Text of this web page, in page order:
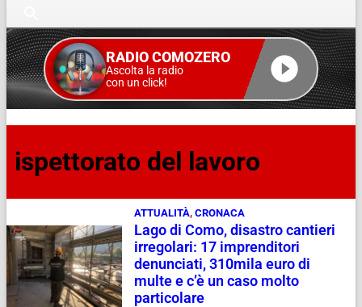
RADIO COMOZERO
Ascolta la radio
con un click!
ispettorato del lavoro
ATTUALITÀ, CRONACA
Lago di Como, disastro cantieri
irregolari: 17 imprenditori
denunciati, 310mila euro di
multe e c’è un caso molto
particolare